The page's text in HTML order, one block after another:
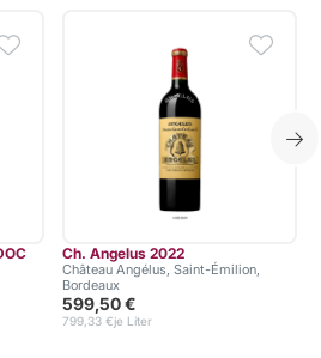
Ch. Angelus 2022
Château Angélus, Saint-Émilion,
Bordeaux
599,50 €
je Liter
799,33 €